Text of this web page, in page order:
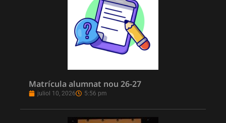
Matrícula alumnat nou 26-27
juliol 10, 2026 5:56 pm